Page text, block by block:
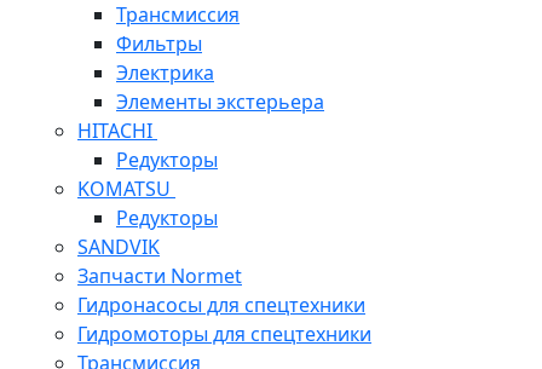
Трансмиссия
Фильтры
Электрика
Элементы экстерьера
HITACHI
Редукторы
KOMATSU
Редукторы
SANDVIK
Запчасти Normet
Гидронасосы для спецтехники
Гидромоторы для спецтехники
Трансмиссия